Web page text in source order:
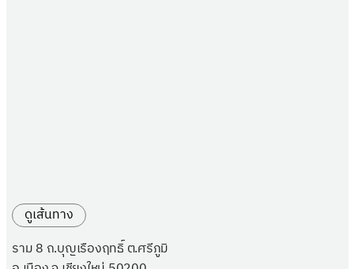
ดูเส้นทาง
ราม 8 ถ.บุญเรืองฤทธิ์ ต.ศรีภูมิ